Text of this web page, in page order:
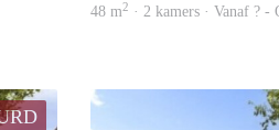
48 m2 · 2 kamers · Vanaf ? -